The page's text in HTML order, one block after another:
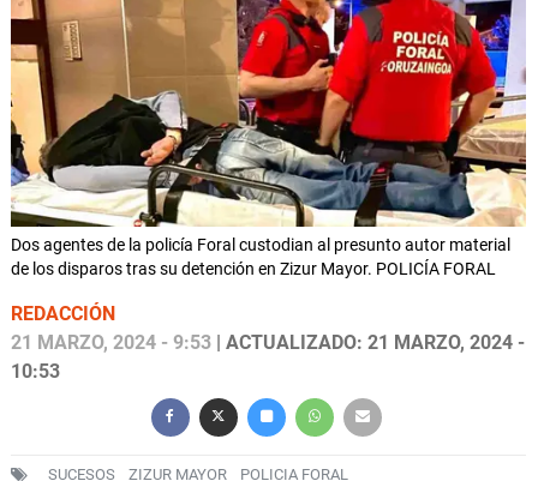
Dos agentes de la policía Foral custodian al presunto autor material
de los disparos tras su detención en Zizur Mayor. POLICÍA FORAL
REDACCIÓN
21 MARZO, 2024 - 9:53 | ACTUALIZADO: 21 MARZO, 2024 -
10:53
SUCESOS ZIZUR MAYOR POLICIA FORAL